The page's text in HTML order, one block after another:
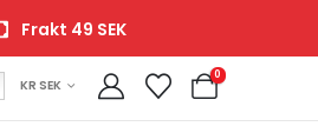
Frakt 49 SEK
KR SEK
0